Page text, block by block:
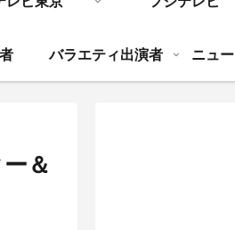
バラエティ出演者 ニュ
＆